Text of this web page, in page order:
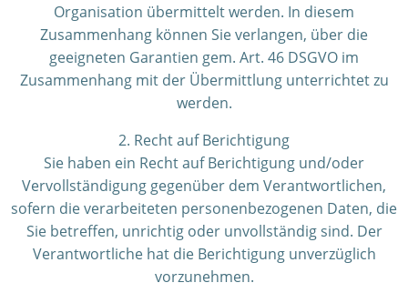
Organisation übermittelt werden. In diesem
Zusammenhang können Sie verlangen, über die
geeigneten Garantien gem. Art. 46 DSGVO im
Zusammenhang mit der Übermittlung unterrichtet zu
werden.
2. Recht auf Berichtigung
Sie haben ein Recht auf Berichtigung und/oder
Vervollständigung gegenüber dem Verantwortlichen,
sofern die verarbeiteten personenbezogenen Daten, die
Sie betreffen, unrichtig oder unvollständig sind. Der
Verantwortliche hat die Berichtigung unverzüglich
vorzunehmen.